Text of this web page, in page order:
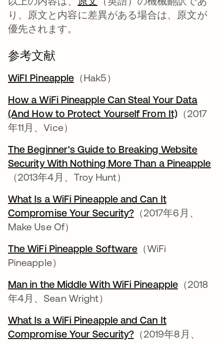
り、原文と内容に差異がある場合は、原文が
優先されます。
参考文献
WiFI Pineapple 新しいタブで開く
（Hak5）
How a WiFi Pineapple Can Steal Your Data
(And How to Protect Yourself From It)新しいタ
（2017
年11月、Vice）
The Beginner's Guide to Breaking Website
Security With Nothing More Than a Pineapple
（2013年4月、Troy Hunt）
What Is a WiFi Pineapple and Can It
Compromise Your Security? 新しいタブで開く
（2017年6月、
Make Use Of）
The WiFi Pineapple Software 新しいタブで開く
（WiFi
Pineapple）
Man in the Middle With WiFi Pineapple新しいタ
（2018
年4月、Sean Wright）
What Is a WiFi Pineapple and Can It
Compromise Your Security? 新しいタブで開く
（2019年8月、